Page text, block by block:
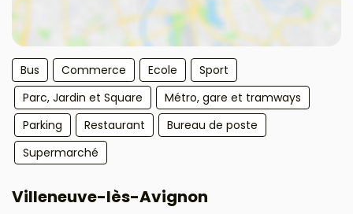
Bus Commerce Ecole
Sport
Parc, Jardin et Square
Métro, gare et tramways
Parking
Restaurant
Bureau de poste
Supermarché
Villeneuve-lès-Avignon